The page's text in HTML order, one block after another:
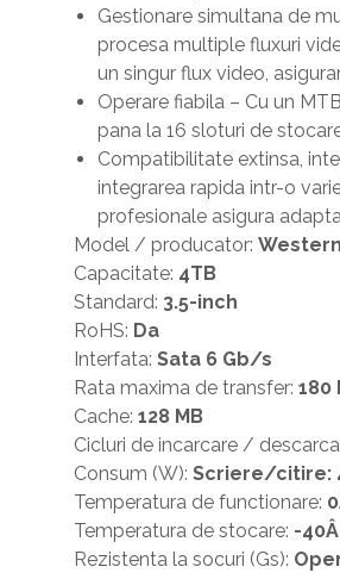
Gestionare simultana de
procesa multiple fluxuri
un singur flux video,
Operare fiabila – Cu un
pana la 16 sloturi de
Compatibilitate extinsa,
integrarea rapida intr-o
profesionale asigura
Model / producator:
Capacitate: 4TB
Standard: 3.5-inch
RoHS: Da
Interfata: Sata 6 Gb/s
Rata maxima de transfer: 180
Cache: 128 MB
Cicluri de incarcare /
Consum (W): Scriere/citire:
Temperatura de functionare:
Temperatura de stocare: -
Rezistenta la socuri (Gs):